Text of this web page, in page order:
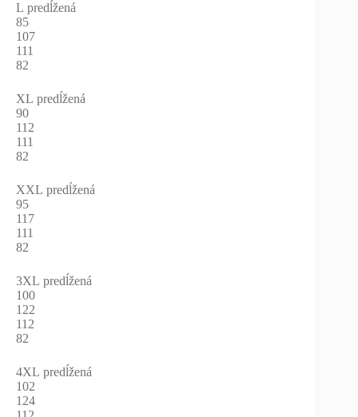
L predĺžená
85
107
111
82
XL predĺžená
90
112
111
82
XXL predĺžená
95
117
111
82
3XL predĺžená
100
122
112
82
4XL predĺžená
102
124